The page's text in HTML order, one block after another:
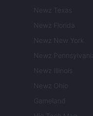
Newz Texas
Newz Florida
Newz New York
Newz Pennsylvania
Newz Illinois
Newz Ohio
Gameland